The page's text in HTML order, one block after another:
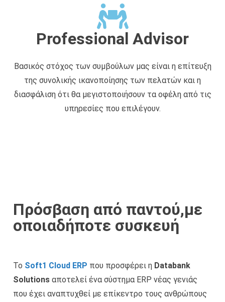
Professional Advisor
Βασικός στόχος των συμβούλων μας είναι η επίτευξη
της συνολικής ικανοποίησης των πελατών και η
διασφάλιση ότι θα μεγιστοποιήσουν τα οφέλη από τις
υπηρεσίες που επιλέγουν.
Πρόσβαση από παντού,με
οποιαδήποτε συσκευή
Το Soft1 Cloud ERP που προσφέρει η Databank
Solutions αποτελεί ένα σύστημα ERP νέας γενιάς
που έχει αναπτυχθεί με επίκεντρο τους ανθρώπους